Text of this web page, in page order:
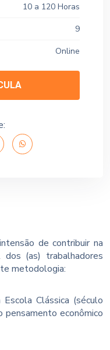
de contribuir na
(as) trabalhadores
metodologia:
Clássica (século
pensamento econômico
10 a 120 Horas
9
Online